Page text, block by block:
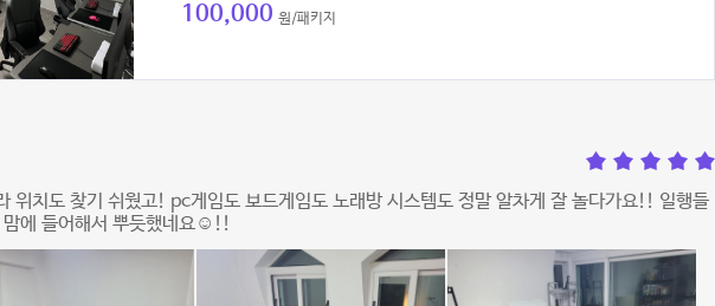
100,000 원/패키지
위치도 찾기 쉬웠고! pc게임도 보드게임도 노래방 시스템도 정말 알차게 잘 놀다가요!! 일행들
맘에 들어해서 뿌듯했네요☺!!